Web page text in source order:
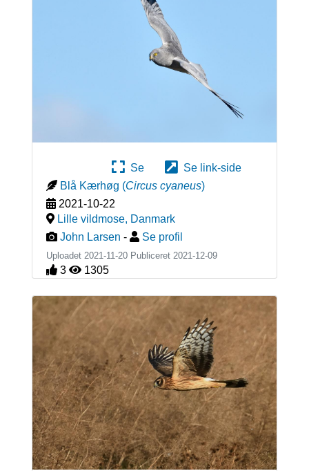
Se
Se link-side
Blå Kærhøg (Circus cyaneus)
2021-10-22
Lille vildmose, Danmark
John Larsen - Se profil
Uploadet 2021-11-20 Publiceret 2021-12-09
3 1305